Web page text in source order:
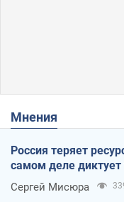
Мнения
Россия теряет
самом деле
Сергей Мисюра